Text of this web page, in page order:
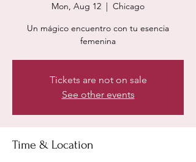
Mon, Aug 12
  |
Chicago
Un mágico encuentro con tu esencia
femenina
Tickets are not on sale
See other events
Time & Location